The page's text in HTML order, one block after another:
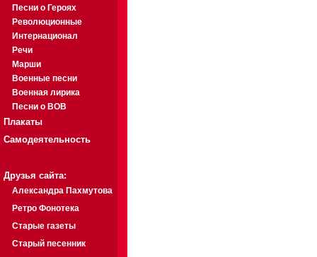
Песни о Героях
Революционные
Интернационал
Речи
Марши
Военные песни
Военная лирика
Песни о ВОВ
Плакаты
Самодеятельность
Друзья сайта:
Александра Пахмутова
Ретро Фонотека
Старые газеты
Старый песенник